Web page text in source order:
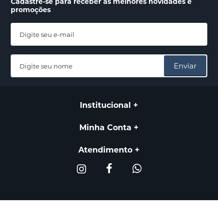
promoções
Enviar
Institucional
Minha Conta
Atendimento